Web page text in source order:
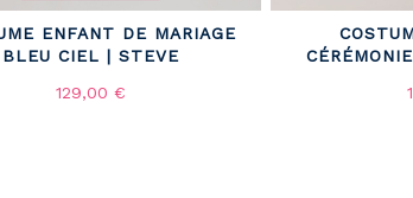
ENFANT DE MARIAGE
BLEU CIEL | STEVE
129,00 €